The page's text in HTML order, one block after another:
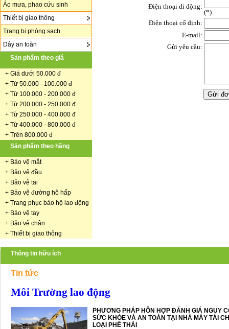
Áo mưa, phao cứu sinh
Thiết bị giao thông
Trang bị phòng sạch
Dây an toàn
Sản phẩm theo giá
+ Giá dưới 50.000 đ
+ Từ 50.000 - 100.000 đ
+ Từ 100.000 - 200.000 đ
+ Từ 200.000 - 250.000 đ
+ Từ 250.000 - 400.000 đ
+ Từ 400.000 - 800.000 đ
+ Trên 800.000 đ
Sản phẩm theo hãng
+ Bảo vệ mắt
+ Bảo vệ đầu
+ Bảo vệ tai
+ Bảo vệ đường hô hấp
+ Trang phục bảo hộ lao động
+ Bảo vệ tay
+ Bảo vệ chân
+ Thiết bị giao thông
Điện thoại di động:
(*)
Điện thoại cố định:
E-mail:
Gửi yêu cầu:
Thông tin hữu ích
Tin tức
Môi Trường lao động
PHƯƠNG PHÁP HỖN HỢP ĐÁNH GIÁ NGUY
SỨC KHỎE VÀ AN TOÀN TẠI NHÀ MÁY TÁI
LOẠI PHẾ THẢI